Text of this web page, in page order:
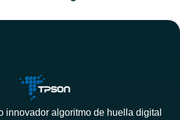
innovador algoritmo de huella digital